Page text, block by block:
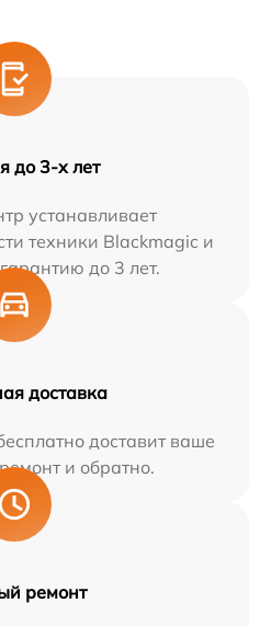
до 3-х лет
устанавливает
техники Blackmagic и
до 3 лет.
доставка
доставит ваше
и обратно.
ремонт